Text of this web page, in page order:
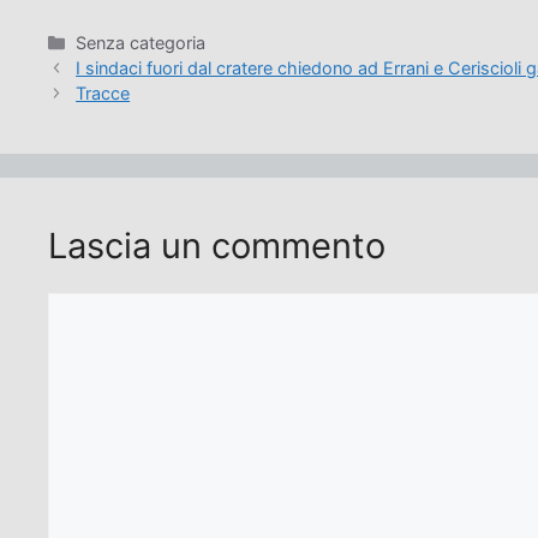
Categorie
Senza categoria
I sindaci fuori dal cratere chiedono ad Errani e Ceriscioli
Tracce
Lascia un commento